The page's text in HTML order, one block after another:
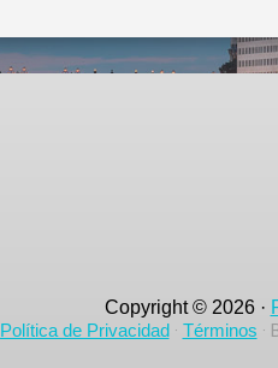
Copyright © 2026 ·
Política de Privacidad· Términos ·